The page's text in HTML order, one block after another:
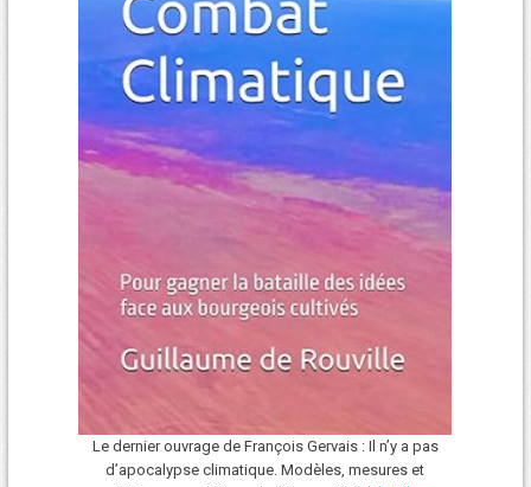
Le dernier ouvrage de François Gervais : Il n’y a pas
d’apocalypse climatique. Modèles, mesures et